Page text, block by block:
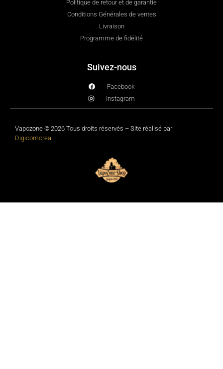
Politique de retour et de garantie
Conditions Générales de ventes
Livraison
Programme de fidélité
Suivez-nous
Facebook
Instagram
Vapozone © 2026 Tous droits réservés – Site réalisé par
Digicomcrea